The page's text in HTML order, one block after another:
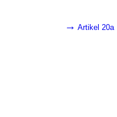
→ Artikel 20a